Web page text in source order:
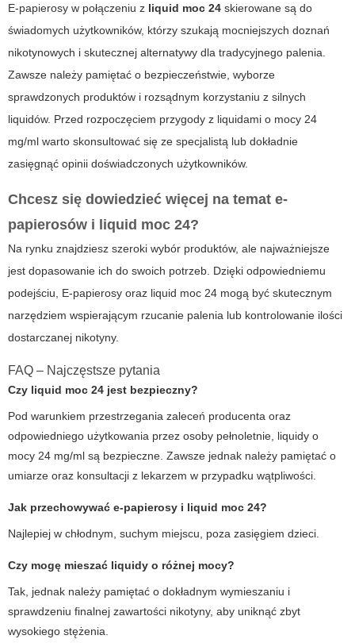
E-papierosy w połączeniu z liquid moc 24 skierowane są do
świadomych użytkowników, którzy szukają mocniejszych doznań
nikotynowych i skutecznej alternatywy dla tradycyjnego palenia.
Zawsze należy pamiętać o bezpieczeństwie, wyborze
sprawdzonych produktów i rozsądnym korzystaniu z silnych
liquidów. Przed rozpoczęciem przygody z liquidami o mocy 24
mg/ml warto skonsultować się ze specjalistą lub dokładnie
zasięgnąć opinii doświadczonych użytkowników.
Chcesz się dowiedzieć więcej na temat e-
papierosów i liquid moc 24?
Na rynku znajdziesz szeroki wybór produktów, ale najważniejsze
jest dopasowanie ich do swoich potrzeb. Dzięki odpowiedniemu
podejściu, E-papierosy oraz liquid moc 24 mogą być skutecznym
narzędziem wspierającym rzucanie palenia lub kontrolowanie ilości
dostarczanej nikotyny.
FAQ – Najczęstsze pytania
Czy liquid moc 24 jest bezpieczny?
Pod warunkiem przestrzegania zaleceń producenta oraz
odpowiedniego użytkowania przez osoby pełnoletnie, liquidy o
mocy 24 mg/ml są bezpieczne. Zawsze jednak należy pamiętać o
umiarze oraz konsultacji z lekarzem w przypadku wątpliwości.
Jak przechowywać e-papierosy i liquid moc 24?
Najlepiej w chłodnym, suchym miejscu, poza zasięgiem dzieci.
Czy mogę mieszać liquidy o różnej mocy?
Tak, jednak należy pamiętać o dokładnym wymieszaniu i
sprawdzeniu finalnej zawartości nikotyny, aby uniknąć zbyt
wysokiego stężenia.